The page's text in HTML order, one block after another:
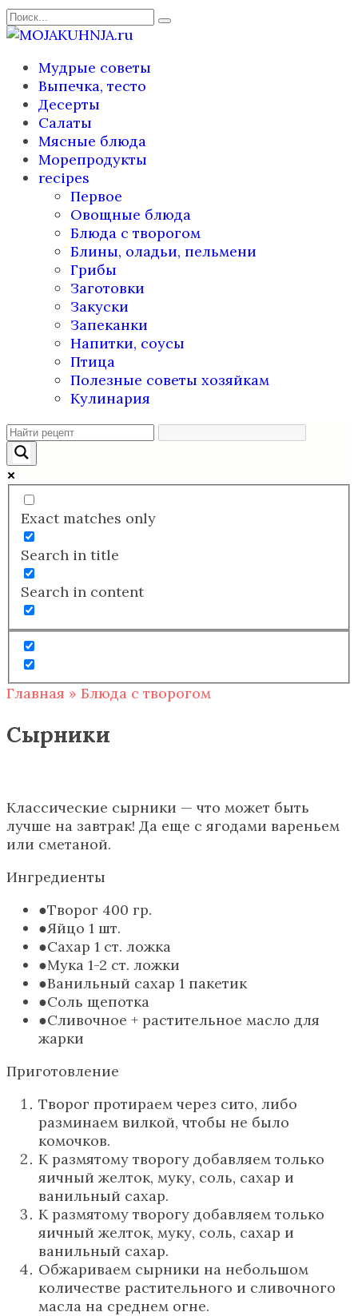
Перейти
к
Search
for:
Мудрые советы
Выпечка, тесто
Десерты
Салаты
Мясные блюда
Морепродукты
recipes
Первое
Овощные блюда
Блюда с творогом
Блины, оладьи, пельмени
Грибы
Заготовки
Закуски
Запеканки
Напитки, соусы
Птица
Полезные советы хозяйкам
Кулинария
Exact matches only
Search in title
Search in content
Главная » Блюда с творогом
Сырники
Классические сырники — что может быть
лучше на завтрак! Да еще с ягодами вареньем
или сметаной.
Ингредиенты
Творог 400 гр.
Яйцо 1 шт.
Сахар 1 ст. ложка
Мука 1-2 ст. ложки
Ванильный сахар 1 пакетик
Соль щепотка
Сливочное + растительное масло для
жарки
Приготовление
Творог протираем через сито, либо
разминаем вилкой, чтобы не было
комочков.
К размятому творогу добавляем только
яичный желток, муку, соль, сахар и
ванильный сахар.
К размятому творогу добавляем только
яичный желток, муку, соль, сахар и
ванильный сахар.
Обжариваем сырники на небольшом
количестве растительного и сливочного
масла на среднем огне.